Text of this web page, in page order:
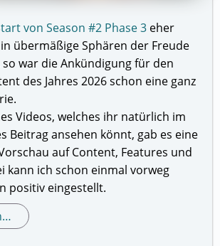
von Season #2 Phase 3 eher
übermäßige Sphären der Freude
war die Ankündigung für den
des Jahres 2026 schon eine ganz
Videos, welches ihr natürlich im
Beitrag ansehen könnt, gab es eine
auf Content, Features und
kann ich schon einmal vorweg
positiv eingestellt.